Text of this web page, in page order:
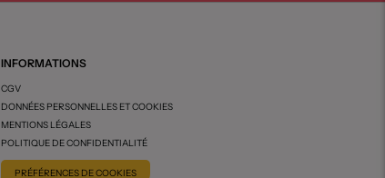
INFORMATIONS
CGV
DONNÉES PERSONNELLES ET COOKIES
MENTIONS LÉGALES
POLITIQUE DE CONFIDENTIALITÉ
PRÉFÉRENCES DE COOKIES